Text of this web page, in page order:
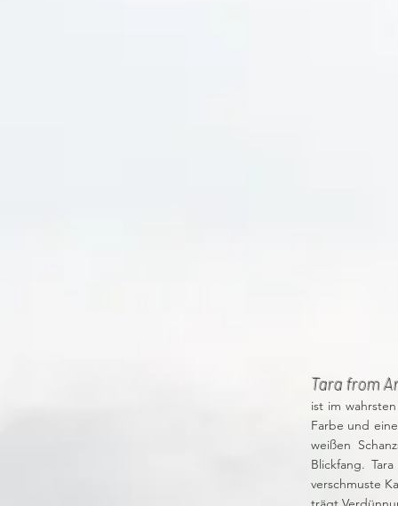
Tara from
ist im
Farbe und
weißen
Blickfang.
verschmuste